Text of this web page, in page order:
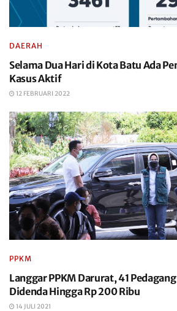
DAERAH
Selama Dua Hari di Kota Batu Ada
Kasus Aktif
12 FEBRUARI 2022
PPKM
Langgar PPKM Darurat, 41
Didenda Hingga Rp 200 Ribu
14 JULI 2021